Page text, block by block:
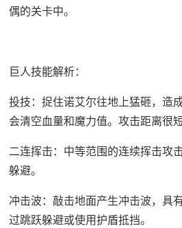
偶的关卡中。
巨人技能解析：
投技：捉住诺艾尔往地上猛砸，造
会清空血量和魔力值。攻击距离很
二连挥击：中等范围的连续挥击攻
躲避。
冲击波：敲击地面产生冲击波，具
过跳跃躲避或使用护盾抵挡。